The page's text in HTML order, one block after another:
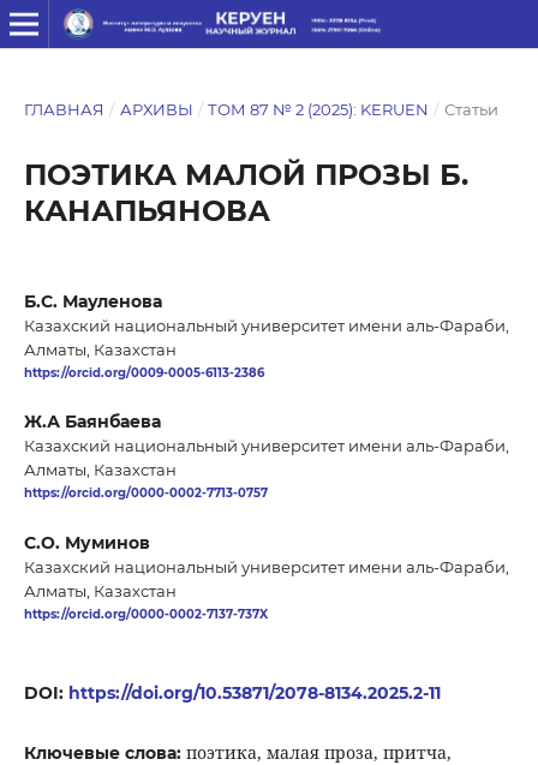
ГЛАВНАЯ / АРХИВЫ / ТОМ 87 № 2 (2025): KERUEN / Статьи
ПОЭТИКА МАЛОЙ ПРОЗЫ Б.
КАНАПЬЯНОВА
Б.С. Мауленова
Казахский национальный университет имени аль-Фараби,
Алматы, Казахстан
https://orcid.org/0009-0005-6113-2386
Ж.А Баянбаева
Казахский национальный университет имени аль-Фараби,
Алматы, Казахстан
https://orcid.org/0000-0002-7713-0757
С.О. Муминов
Казахский национальный университет имени аль-Фараби,
Алматы, Казахстан
https://orcid.org/0000-0002-7137-737X
DOI: https://doi.org/10.53871/2078-8134.2025.2-11
Ключевые слова: поэтика, малая проза, притча,